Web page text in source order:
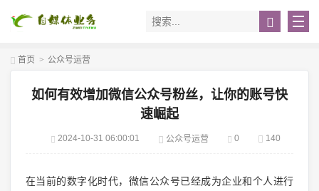
首页 > 公众号运营
如何有效增加微信公众号粉丝，让你的账号快
速崛起
2024-10-31 06:00:01 公众号运营 0 140
在当前的数字化时代，微信公众号已经成为企业和个人进行